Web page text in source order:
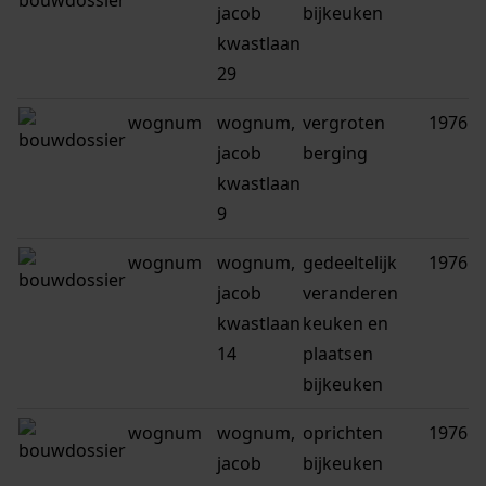
jacob
kwastlaan
29
bijkeuken
wognum
wognum,
jacob
kwastlaan
9
vergroten
berging
1976
wognum
wognum,
jacob
kwastlaan
14
gedeeltelijk
veranderen
keuken en
plaatsen
bijkeuken
1976
wognum
wognum,
jacob
oprichten
bijkeuken
1976